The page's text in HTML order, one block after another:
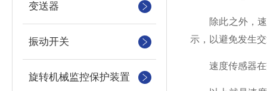
变送器
振动开关
旋转机械监控保护装置
除此之外，速
示，以避免发生
速度传感器在交